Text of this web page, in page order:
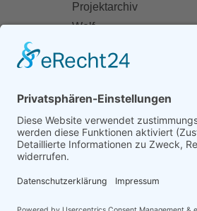
Projektarchiv
Wolf